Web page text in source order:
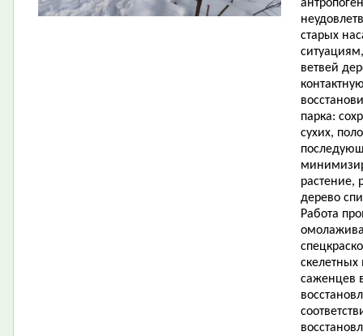
старых
ветвей
парка:
сухих,
растение,
дерево
Работа
скелетных
саженцев